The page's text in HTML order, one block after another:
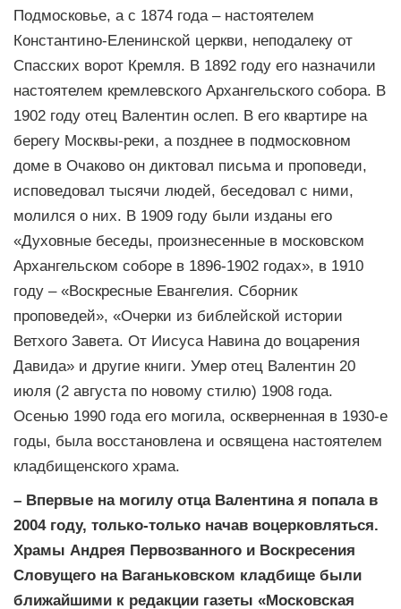
Подмосковье, а с 1874 года – настоятелем
Константино-Еленинской церкви, неподалеку от
Спасских ворот Кремля. В 1892 году его назначили
настоятелем кремлевского Архангельского собора. В
1902 году отец Валентин ослеп. В его квартире на
берегу Москвы-реки, а позднее в подмосковном
доме в Очаково он диктовал письма и проповеди,
исповедовал тысячи людей, беседовал с ними,
молился о них. В 1909 году были изданы его
«Духовные беседы, произнесенные в московском
Архангельском соборе в 1896-1902 годах», в 1910
году – «Воскресные Евангелия. Сборник
проповедей», «Очерки из библейской истории
Ветхого Завета. От Иисуса Навина до воцарения
Давида» и другие книги. Умер отец Валентин 20
июля (2 августа по новому стилю) 1908 года.
Осенью 1990 года его могила, оскверненная в 1930-е
годы, была восстановлена и освящена настоятелем
кладбищенского храма.
– Впервые на могилу отца Валентина я попала в
2004 году, только-только начав воцерковляться.
Храмы Андрея Первозванного и Воскресения
Словущего на Ваганьковском кладбище были
ближайшими к редакции газеты «Московская